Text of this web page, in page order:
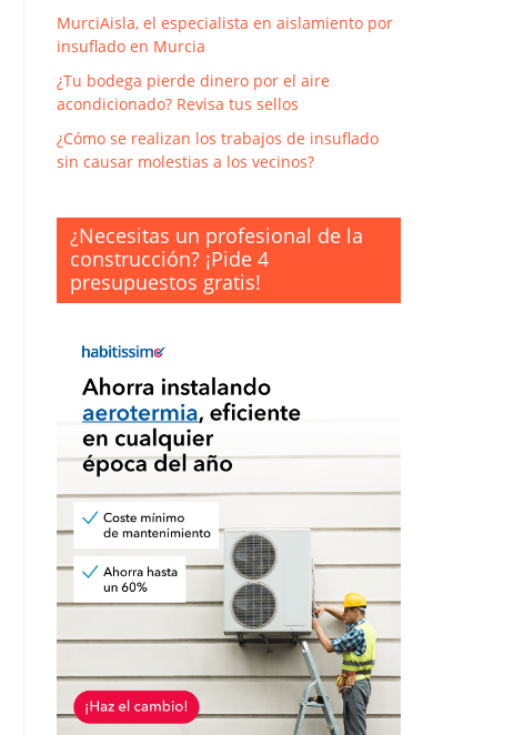
MurciAisla, el especialista en aislamiento por
insuflado en Murcia
¿Tu bodega pierde dinero por el aire
acondicionado? Revisa tus sellos
¿Cómo se realizan los trabajos de insuflado
sin causar molestias a los vecinos?
¿Necesitas un profesional de la
construcción? ¡Pide 4
presupuestos gratis!